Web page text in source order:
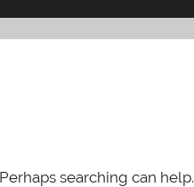
searching can help.